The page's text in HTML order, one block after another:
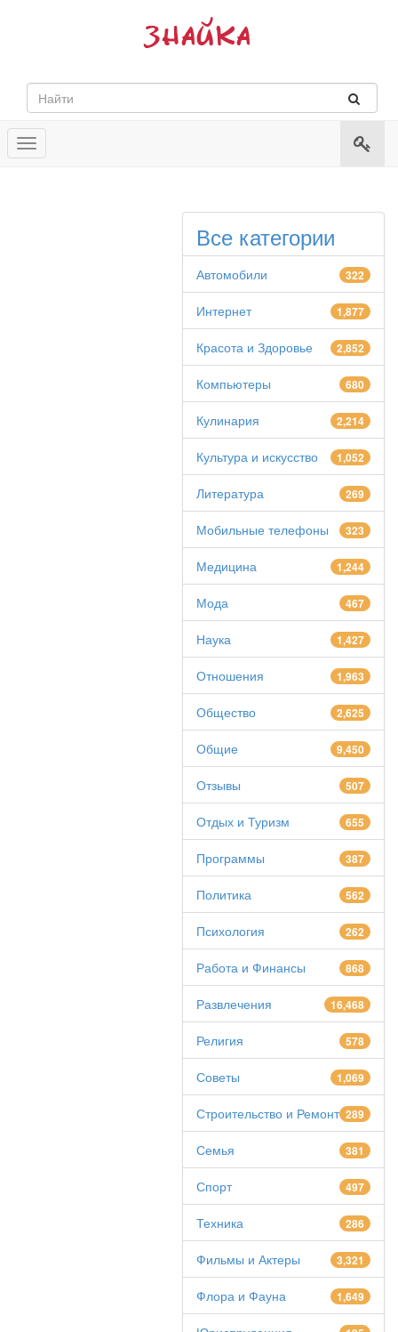
Toggle
navigation
Все категории
Автомобили 322
Интернет 1,877
Красота и Здоровье 2,852
Компьютеры 680
Кулинария 2,214
Культура и искусство 1,052
Литература 269
Мобильные телефоны 323
Медицина 1,244
Мода 467
Наука 1,427
Отношения 1,963
Общество 2,625
Общие 9,450
Отзывы 507
Отдых и Туризм 655
Программы 387
Политика 562
Психология 262
Работа и Финансы 868
Развлечения 16,468
Религия 578
Советы 1,069
Строительство и Ремонт 289
Семья 381
Спорт 497
Техника 286
Фильмы и Актеры 3,321
Флора и Фауна 1,649